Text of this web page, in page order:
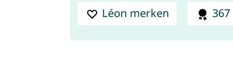
Léon merken 367